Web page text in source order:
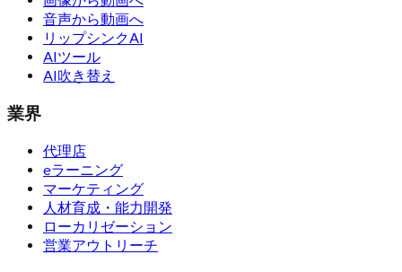
音声から動画へ
リップシンクAI
AIツール
AI吹き替え
業界
代理店
eラーニング
マーケティング
人材育成・能力開発
ローカリゼーション
営業アウトリーチ